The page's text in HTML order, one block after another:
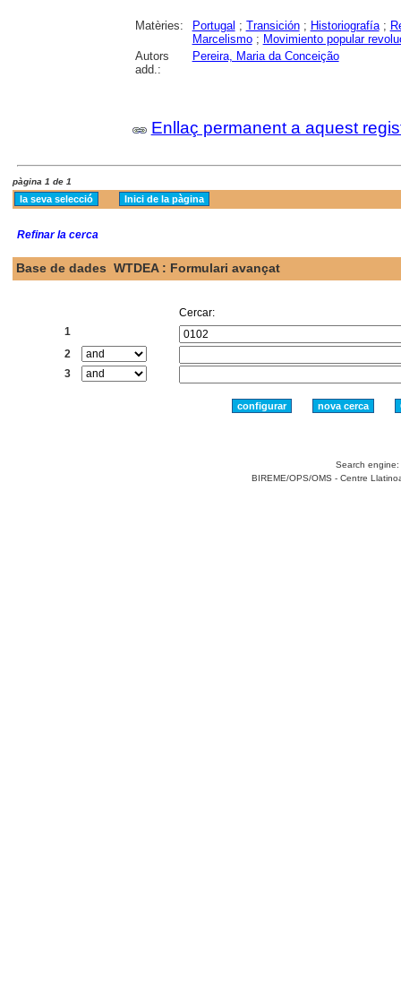
Matèries: Portugal ; Transición; Historiografía;
Marcelismo; Movimiento popular
Autors
add.:
Pereira, Maria da Conceição
Enllaç permanent a aquest
pàgina 1 de 1
Refinar la cerca
Base de dades WTDEA : Formulari avançat
Cercar:
1
2
3
Search engine:
BIREME/OPS/OMS - Centre